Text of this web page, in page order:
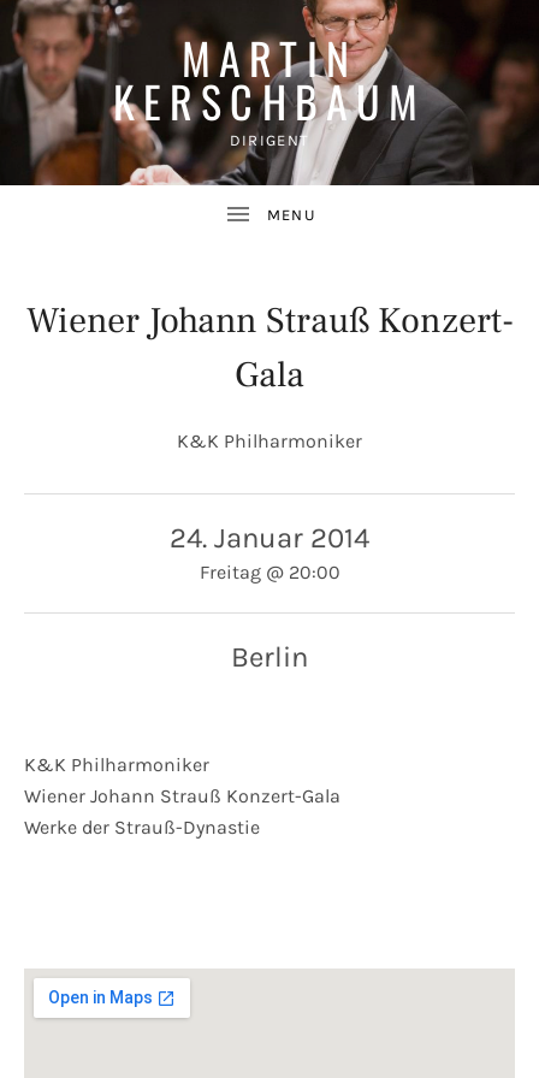
MARTIN
KERSCHBAUM
DIRIGENT
Wiener Johann Strauß Konzert-
Gala
K&K Philharmoniker
24. Januar 2014
Freitag @ 20:00
Berlin
K&K Philharmoniker
Wiener Johann Strauß Konzert-Gala
Werke der Strauß-Dynastie